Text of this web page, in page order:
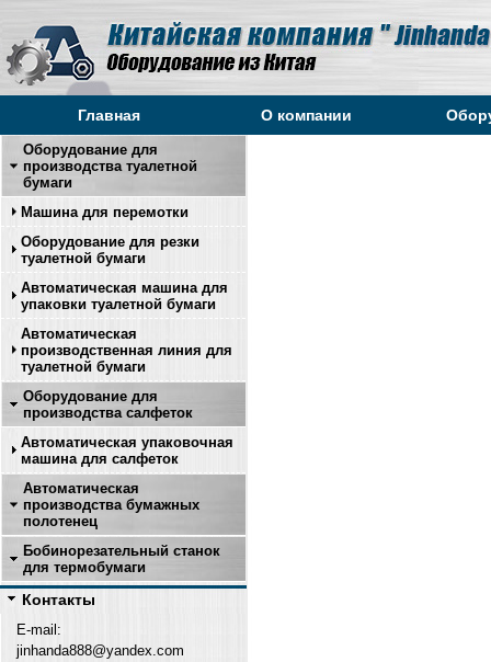
Главная О компании
Оборудование для
производства туалетной
бумаги
Машина для перемотки
Оборудование для резки
туалетной бумаги
Автоматическая машина для
упаковки туалетной бумаги
Автоматическая
производственная линия для
туалетной бумаги
Оборудование для
производства салфеток
Автоматическая упаковочная
машина для салфеток
Автоматическая
производства бумажных
полотенец
Бобинорезательный станок
для термобумаги
Контакты
E-mail:
jinhanda888@yandex.com